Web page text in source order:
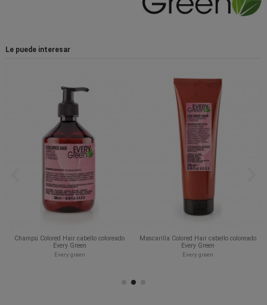
Le puede interesar
Champú Colored Hair cabello coloreado
Every Green
Every green
Mascarilla Colored Hair cabello coloreado
Every Green
Every green